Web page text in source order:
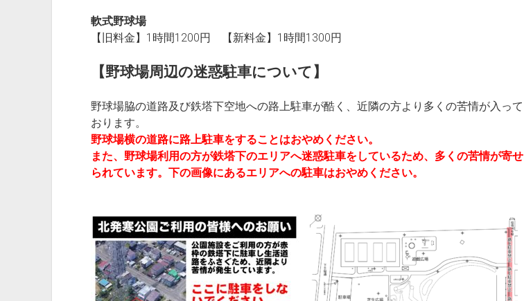
軟式野球場
【旧料金】1時間1200円 【新料金】1時間1300円
【野球場周辺の迷惑駐車について】
野球場脇の道路及び鉄塔下空地への路上駐車が酷く、近隣の方より多くの苦情が入って
おります。
野球場横の道路に路上駐車をすることはおやめください。
また、野球場利用の方が鉄塔下のエリアへ迷惑駐車をしているため、多くの苦情が寄せ
られています。下の画像にあるエリアへの駐車はおやめください。